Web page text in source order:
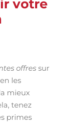
votre
offres sur
les
mieux
tenez
primes